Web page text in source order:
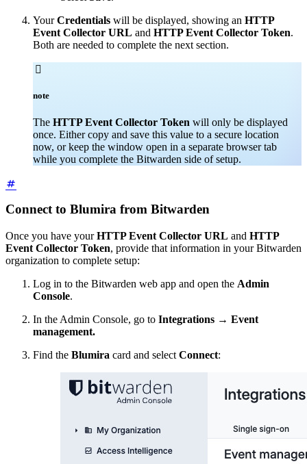
Your Credentials will be displayed, showing an HTTP
Event Collector URL and HTTP Event Collector Token.
Both are needed to complete the next section.

note
The HTTP Event Collector Token will only be displayed
once. Either copy and save this value to a secure location
now, or keep the window open in a separate browser tab
while you complete the Bitwarden side of setup.
Connect to Blumira from Bitwarden
Once you have yourHTTP Event Collector URL and HTTP
Event Collector Token, provide that information in your Bitwarden
organization to complete setup:
Log in to the Bitwarden web app and open the Admin
Console.
In the Admin Console, go to Integrations → Event
management.
Find the Blumira card and select Connect: